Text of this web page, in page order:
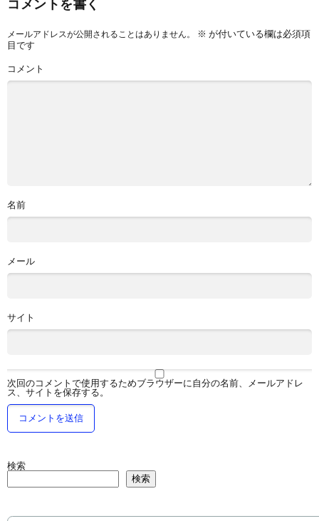
コメントを書く
メールアドレスが公開されることはありません。 ※ が付いている欄は必須項
目です
コメント
名前
メール
サイト
次回のコメントで使用するためブラウザーに自分の名前、メールアドレ
ス、サイトを保存する。
検索
検索